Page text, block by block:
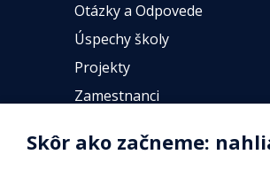
Otázky a Odpovede
Úspechy školy
Projekty
Zamestnanci
Identifikačné údaje školy
Skôr ako začneme: